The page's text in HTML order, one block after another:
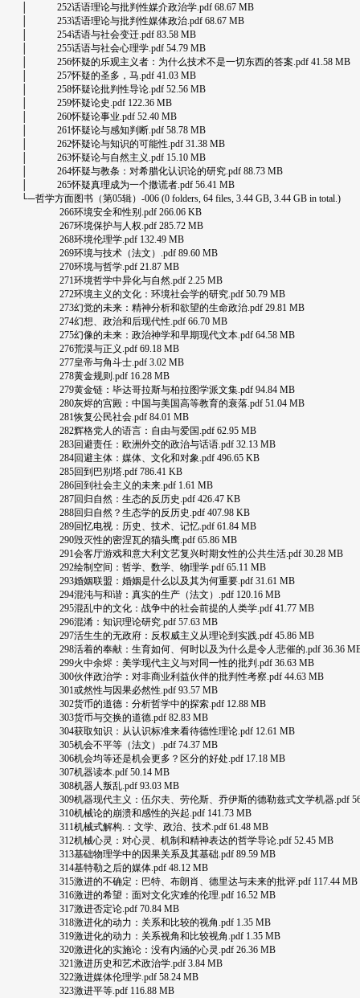
│ 252话语理论与批判性媒介政治学.pdf 68.67 MB
│ 253话语理论与批判性媒体政治.pdf 68.67 MB
│ 254话语与社会变迁.pdf 83.58 MB
│ 255话语与社会心理学.pdf 54.79 MB
│ 256怀疑的乐观主义者：为什么技术不是一切东西的答案.pdf 41.58 MB
│ 257怀疑的圣多，马.pdf 41.03 MB
│ 258怀疑论批判性导论.pdf 52.56 MB
│ 259怀疑论史.pdf 122.36 MB
│ 260怀疑论事业.pdf 52.40 MB
│ 261怀疑论与感知判断.pdf 58.78 MB
│ 262怀疑论与知识的可能性.pdf 31.38 MB
│ 263怀疑论与自然主义.pdf 15.10 MB
│ 264怀疑与教条：对希腊化认识论的研究.pdf 88.73 MB
│ 265怀疑真理成为一个撒谎者.pdf 56.41 MB
└─哲学方面图书（第05辑）-006 (0 folders, 64 files, 3.44 GB, 3.44 GB in total.)
266环境安全和性别.pdf 266.06 KB
267环境保护与人权.pdf 285.72 MB
268环境伦理学.pdf 132.49 MB
269环境与技术（法文）.pdf 89.60 MB
270环境与哲学.pdf 21.87 MB
271环境哲学中异化与自然.pdf 2.25 MB
272环境主义的文化：环境社会学的研究.pdf 50.79 MB
273幻觉的未来：精神分析和欲望的生命政治.pdf 29.81 MB
274幻想、政治和后现代性.pdf 66.70 MB
275幻像的未来：政治神学和早期现代文本.pdf 64.58 MB
276荒漠与正义.pdf 69.18 MB
277皇帝与角斗士.pdf 3.02 MB
278黄金规则.pdf 16.28 MB
279黄金链：毕达哥拉斯与柏拉图学派文集.pdf 94.84 MB
280灰烬的宫殿：中国与美国高等教育的衰落.pdf 51.04 MB
281恢复公民社会.pdf 84.01 MB
282辉格党人的语言：自由与爱国.pdf 62.95 MB
283回避责任：欧洲外交的政治与话语.pdf 32.13 MB
284回避主体：媒体、文化和对象.pdf 496.65 KB
285回到巴别塔.pdf 786.41 KB
286回到社会主义的未来.pdf 1.61 MB
287回归自然：生态的反历史.pdf 426.47 KB
288回归自然？生态学的反历史.pdf 407.98 KB
289回忆电视：历史、技术、记忆.pdf 61.84 MB
290毁灭性的密涅瓦的猫头鹰.pdf 65.86 MB
291会客厅游戏和意大利文艺复兴时期女性的公共生活.pdf 30.28 MB
292绘制空间：哲学、数学、物理学.pdf 65.11 MB
293婚姻联盟：婚姻是什么以及其为何重要.pdf 31.61 MB
294混沌与和谐：真实的生产（法文）.pdf 120.16 MB
295混乱中的文化：战争中的社会前提的人类学.pdf 41.77 MB
296混淆：知识理论研究.pdf 57.63 MB
297活生生的无政府：反权威主义从理论到实践.pdf 45.86 MB
298活着的奉献：生育如何、何时以及为什么是令人悲催的.pdf 36.36
299火中余烬：美学现代主义与对同一性的批判.pdf 36.63 MB
300伙伴政治学：对非商业利益伙伴的批判性考察.pdf 44.63 MB
301或然性与因果必然性.pdf 93.57 MB
302货币的道德：分析哲学中的探索.pdf 12.88 MB
303货币与交换的道德.pdf 82.83 MB
304获取知识：从认识标准来看待德性理论.pdf 12.61 MB
305机会不平等（法文）.pdf 74.37 MB
306机会均等还是机会更多？区分的好处.pdf 17.18 MB
307机器读本.pdf 50.14 MB
308机器人叛乱.pdf 93.03 MB
309机器现代主义：伍尔夫、劳伦斯、乔伊斯的德勒兹式文学机器.pdf
310机械论的崩溃和感性的兴起.pdf 141.73 MB
311机械式解构.：文学、政治、技术.pdf 61.48 MB
312机械心灵：对心灵、机制和精神表达的哲学导论.pdf 52.45 MB
313基础物理学中的因果关系及其基础.pdf 89.59 MB
314基特勒之后的媒体.pdf 48.12 MB
315激进的不确定：巴特、布朗肖、德里达与未来的批评.pdf 117.44 MB
316激进的希望：面对文化灾难的伦理.pdf 16.52 MB
317激进否定论.pdf 70.84 MB
318激进化的动力：关系和比较的视角.pdf 1.35 MB
319激进化的动力：关系视角和比较视角.pdf 1.35 MB
320激进化的实施论：没有内涵的心灵.pdf 26.36 MB
321激进历史和艺术政治学.pdf 3.84 MB
322激进媒体伦理学.pdf 58.24 MB
323激进平等.pdf 116.88 MB